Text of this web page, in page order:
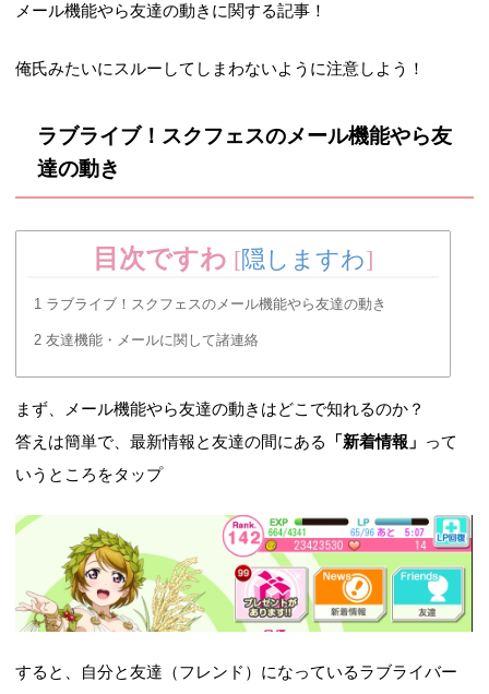
メール機能やら友達の動きに関する記事！
俺氏みたいにスルーしてしまわないように注意しよう！
ラブライブ！スクフェスのメール機能やら友
達の動き
目次ですわ [隠しますわ]
1 ラブライブ！スクフェスのメール機能やら友達の動き
2 友達機能・メールに関して諸連絡
まず、メール機能やら友達の動きはどこで知れるのか？
答えは簡単で、最新情報と友達の間にある
「新着情報」 って
いうところをタップ
すると、自分と友達（フレンド）になっているラブライバー